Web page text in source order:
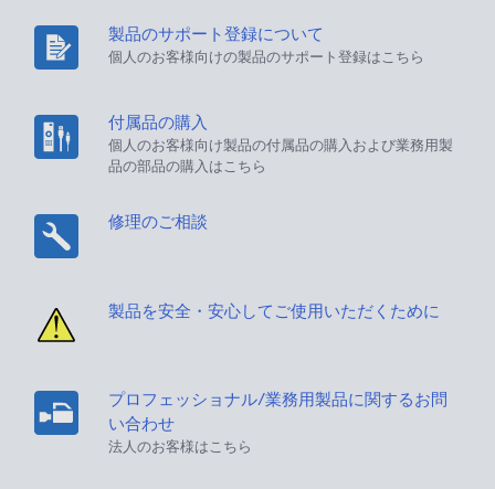
製品のサポート登録について
個人のお客様向けの製品のサポート登録はこちら
付属品の購入
個人のお客様向け製品の付属品の購入および業務用製
品の部品の購入はこちら
修理のご相談
製品を安全・安心してご使用いただくために
プロフェッショナル/業務用製品に関するお問
い合わせ
法人のお客様はこちら